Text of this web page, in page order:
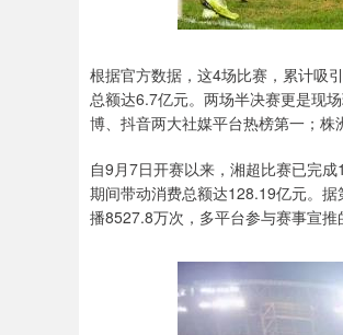
根据官方数据，这4场比赛，累计吸
总额达6.7亿元。两场半决赛更是现
博、抖音两大社媒平台热榜第一；株
自9月7日开赛以来，湘超比赛已完
期间带动消费总额达128.19亿元。
播8527.8万次，多平台参与赛事宣推